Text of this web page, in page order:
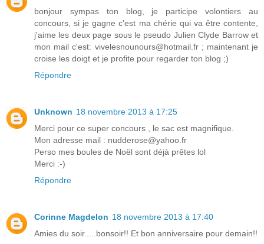
bonjour sympas ton blog, je participe volontiers au
concours, si je gagne c'est ma chérie qui va être contente,
j'aime les deux page sous le pseudo Julien Clyde Barrow et
mon mail c'est: vivelesnounours@hotmail.fr ; maintenant je
croise les doigt et je profite pour regarder ton blog ;)
Répondre
Unknown 18 novembre 2013 à 17:25
Merci pour ce super concours , le sac est magnifique.
Mon adresse mail : nudderose@yahoo.fr
Perso mes boules de Noël sont déjà prêtes lol
Merci :-)
Répondre
Corinne Magdelon 18 novembre 2013 à 17:40
Amies du soir.....bonsoir!! Et bon anniversaire pour demain!!